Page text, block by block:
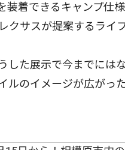
装着できるキャンプ仕
サスが提案するライ
た展示で今までには
のイメージが広がっ